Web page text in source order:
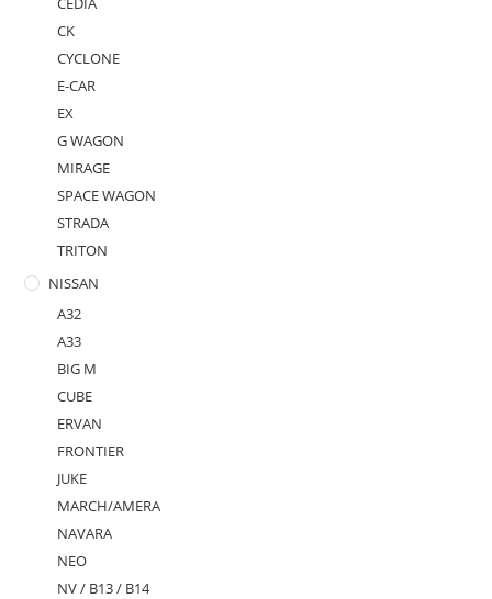
CK
CYCLONE
E-CAR
EX
G WAGON
MIRAGE
SPACE WAGON
STRADA
TRITON
NISSAN
A32
A33
BIG M
CUBE
ERVAN
FRONTIER
JUKE
MARCH/AMERA
NAVARA
NEO
NV / B13 / B14